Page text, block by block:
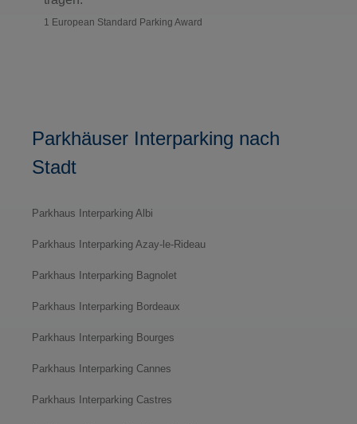
1 European Standard Parking Award
Parkhäuser Interparking nach
Stadt
Parkhaus Interparking Albi
Parkhaus Interparking Azay-le-Rideau
Parkhaus Interparking Bagnolet
Parkhaus Interparking Bordeaux
Parkhaus Interparking Bourges
Parkhaus Interparking Cannes
Parkhaus Interparking Castres